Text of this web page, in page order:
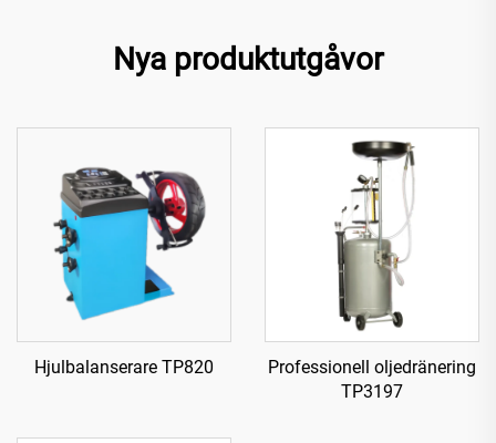
Nya produktutgåvor
Hjulbalanserare TP820
Professionell oljedränering
TP3197